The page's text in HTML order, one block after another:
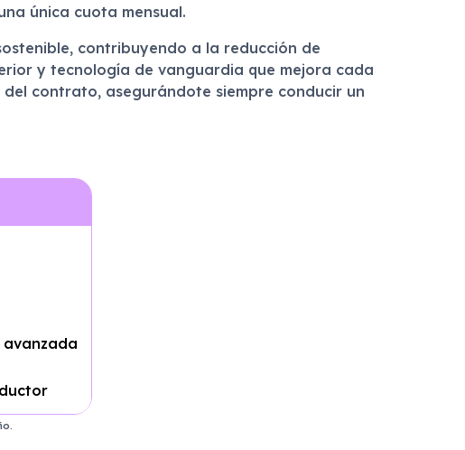
única cuota mensual.
contribuyendo a la reducción de
y tecnología de vanguardia que mejora cada
contrato, asegurándote siempre conducir un